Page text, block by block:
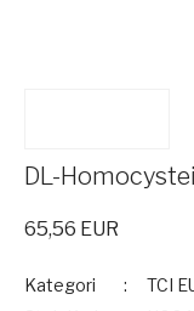
DL-
65,56 EUR
Kategori
TCI